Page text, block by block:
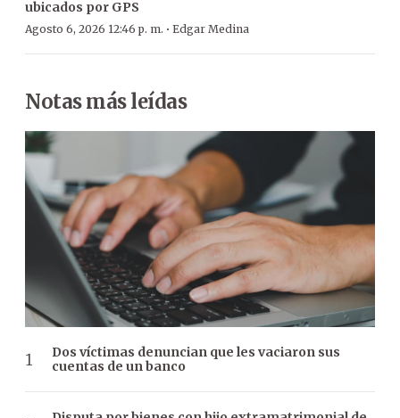
ubicados por GPS
Agosto 6, 2026 12:46 p. m. · Edgar Medina
Notas más leídas
Dos víctimas denuncian que les vaciaron sus
cuentas de un banco